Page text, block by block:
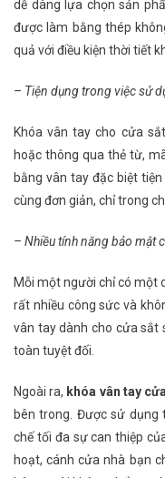
dễ dàng lựa chọn sản
được làm bằng thép
quả với điều kiện thời tiết
– Tiện dụng trong việc sử
Khóa vân tay cho cửa
hoặc thông qua thẻ từ,
bằng vân tay đặc biệt
cùng đơn giản, chỉ trong
– Nhiều tính năng bảo mật
Mỗi một người chỉ có một
rất nhiều công sức và
vân tay dành cho cửa sắt
toàn tuyệt đối.
Ngoài ra, khóa vân tay
bên trong. Được sử dụng
chế tối đa sự can thiệp
hoạt, cánh cửa nhà bạn